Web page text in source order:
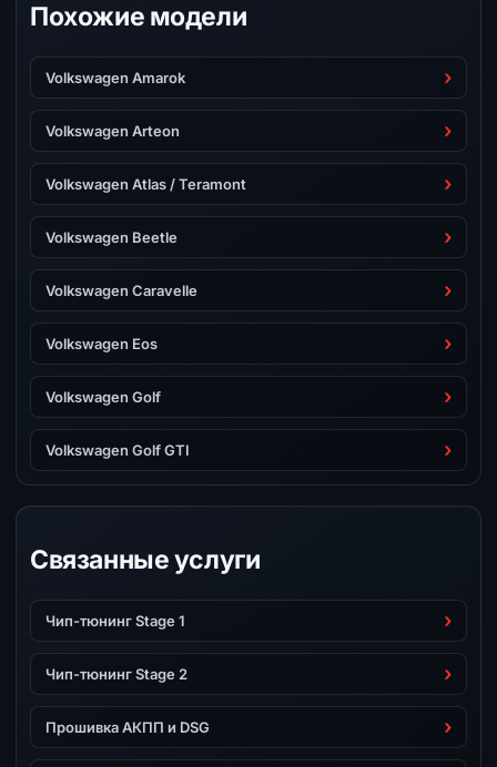
Похожие модели
Volkswagen Amarok
Volkswagen Arteon
Volkswagen Atlas / Teramont
Volkswagen Beetle
Volkswagen Caravelle
Volkswagen Eos
Volkswagen Golf
Volkswagen Golf GTI
Связанные услуги
Чип-тюнинг Stage 1
Чип-тюнинг Stage 2
Прошивка АКПП и DSG